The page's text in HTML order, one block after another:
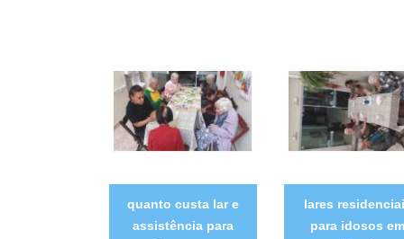
quanto custa lar e
assistência para
lares
para idosos em